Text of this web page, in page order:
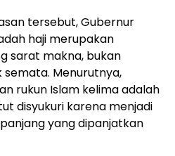
tersebut, Gubernur
haji merupakan
sarat makna, bukan
Menurutnya,
rukun Islam kelima adalah
disyukuri karena menjadi
yang dipanjatkan